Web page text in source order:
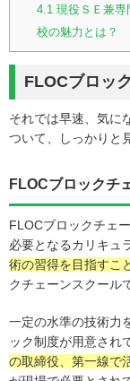
4.1 現役ＳＥ兼専
校の魅力とは？
FLOCブロッ
それでは早速、気に
ついて、しっかりと
FLOCブロックチ
FLOCブロックチェ
必要となるカリキュ
術の習得を目指すこ
クチェーンスクール
一定の水準の技術力
ック制度が用意され
の取締役、第一線で